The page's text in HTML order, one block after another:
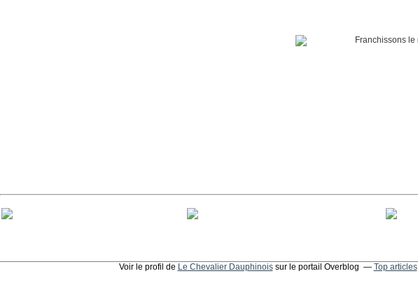
Voir le profil de Le Chevalier Dauphinoissur le portail Overblog Top articles